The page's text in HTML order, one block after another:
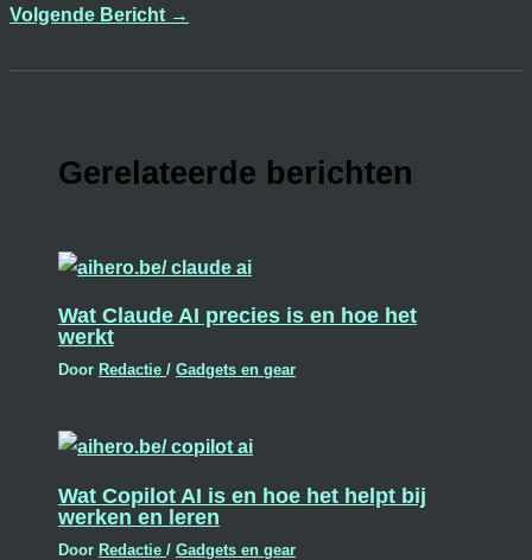
Volgende Bericht →
Gerelateerde berichten
Wat Claude AI precies is en hoe het
werkt
Door Redactie/Gadgets en gear
Wat Copilot AI is en hoe het helpt bij
werken en leren
DoorRedactie/Gadgets en gear